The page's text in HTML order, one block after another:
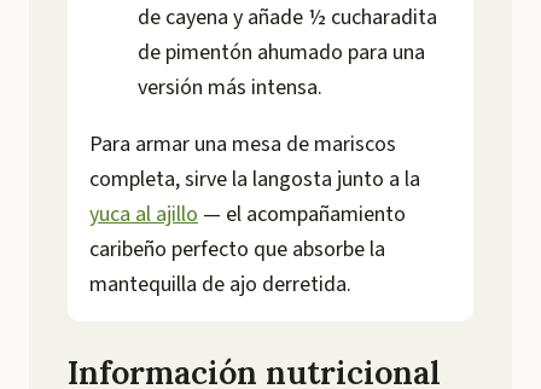
de cayena y añade ½ cucharadita
de pimentón ahumado para una
versión más intensa.
Para armar una mesa de mariscos
completa, sirve la langosta junto a la
yuca al ajillo — el acompañamiento
caribeño perfecto que absorbe la
mantequilla de ajo derretida.
Información nutricional